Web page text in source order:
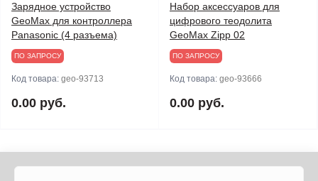
Зарядное устройство
GeoMax для контроллера
Panasonic (4 разъема)
ПО ЗАПРОСУ
Код товара: geo-93713
0.00 руб.
Набор аксессуаров для
цифрового теодолита
GeoMax Zipp 02
ПО ЗАПРОСУ
Код товара: geo-93666
0.00 руб.